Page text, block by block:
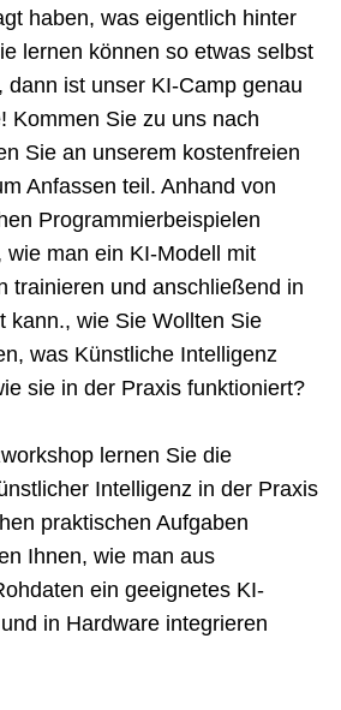
haben, was eigentlich hinter
lernen können so etwas selbst
dann ist unser KI-Camp genau
Kommen Sie zu uns nach
Sie an unserem kostenfreien
Anfassen teil. Anhand von
Programmierbeispielen
wie man ein KI-Modell mit
trainieren und anschließend in
kann., wie Sie Wollten Sie
was Künstliche Intelligenz
sie in der Praxis funktioniert?
lernen Sie die
Intelligenz in der Praxis
praktischen Aufgaben
Ihnen, wie man aus
ein geeignetes KI-
in Hardware integrieren